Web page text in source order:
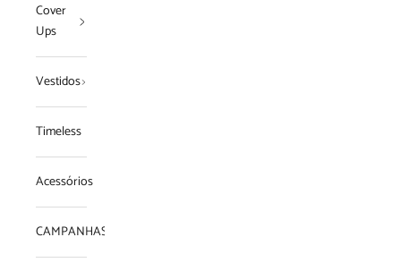
Cover
Ups
Vestidos
Timeless
Acessórios
CAMPANHAS